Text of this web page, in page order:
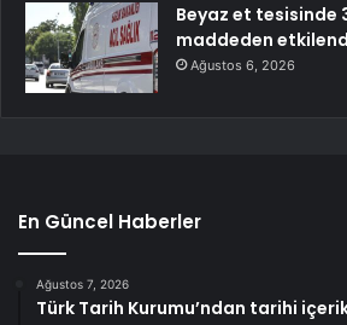
Beyaz et tesisinde
maddeden
Ağustos 6, 2026
En Güncel Haberler
Ağustos 7, 2026
Türk Tarih Kurumu’ndan tarihi